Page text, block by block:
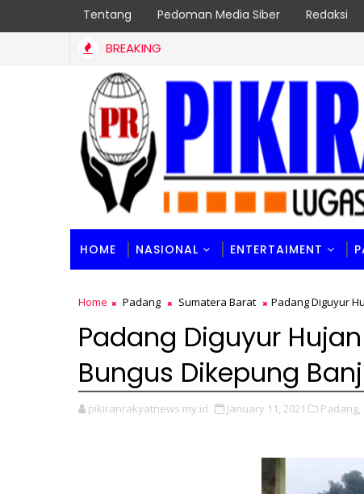
Tentang Pedoman Media Siber Redaksi
BREAKING
HOME NASIONAL ENTERTAIMENT
Home Padang Sumatera Barat Padang Diguyur
Padang Diguyur
Bungus Dikepung
pikiranrakyatnews.my.id January 11, 2021 Padang,